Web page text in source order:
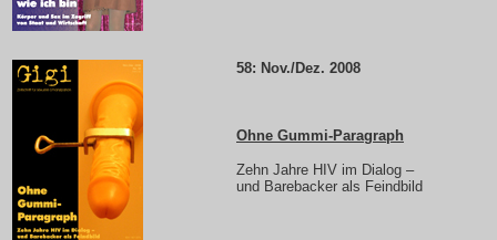
58: Nov./Dez. 2008
Ohne Gummi-Paragraph
Zehn Jahre HIV im Dialog –
und Barebacker als Feindbild